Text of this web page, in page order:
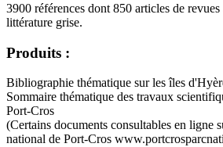
3900 références dont 850 articles de
littérature grise.
Produits :
Bibliographie thématique sur les îles
Sommaire thématique des travaux
Port-Cros
(Certains documents consultables en ligne
national de Port-Cros